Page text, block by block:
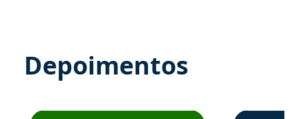
Depoimentos